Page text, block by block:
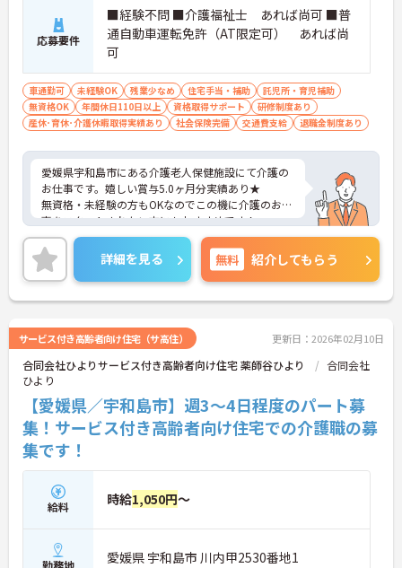
応募要件
■経験不問 ■介護福祉士 あれば尚可 ■普
通自動車運転免許（AT限定可） あれば尚
可
車通勤可 未経験OK 残業少なめ 住宅手当・補助
託児所・育児補助
無資格OK
年間休日110日以上 資格取得サポート
研修制度あり
産休･育休･介護休暇取得実績あり
社会保険完備 交通費支給 退職金制度あり
愛媛県宇和島市にある介護老人保健施設にて介護の
お仕事です。嬉しい賞与5.0ヶ月分実績あり★
無資格・未経験の方もOKなのでこの機に介護のお仕
事をスタートされたい方にもおすすめです！
保育園もあり、福利厚生も充実していますのでお子
さまがいる方も安心して働いていただける環境です
♪
残業少なめなので出勤日でもプライベートの時間を
確保して頂けますよ◎
詳細をお話しいたしますのでお気軽にご相談くださ
い。
詳細を見る 無料 紹介してもらう
サービス付き高齢者向け住宅（サ高住） 更新日：2026年02月10日
合同会社ひよりサービス付き高齢者向け住宅 薬師谷ひより
合同会社
ひより
【愛媛県／宇和島市】週3～4日程度のパート募
集！サービス付き高齢者向け住宅での介護職の募
集です！
給料 時給1,050円～
愛媛県 宇和島市 川内甲2530番地1